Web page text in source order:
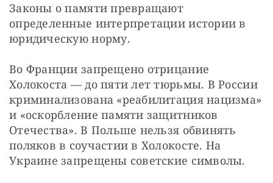
Законы о памяти превращают
определенные интерпретации истории в
юридическую норму.
Во Франции запрещено отрицание
Холокоста — до пяти лет тюрьмы. В России
криминализована «реабилитация нацизма»
и «оскорбление памяти защитников
Отечества». В Польше нельзя обвинять
поляков в соучастии в Холокосте. На
Украине запрещены советские символы.